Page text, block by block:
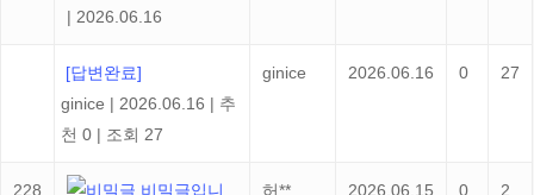
| 2026.06.16
[답변완료]
ginice | 2026.06.16 | 추
천 0 | 조회 27
ginice 2026.06.16 0 27
228
비밀글입니
허** 2026.06.15 0 2